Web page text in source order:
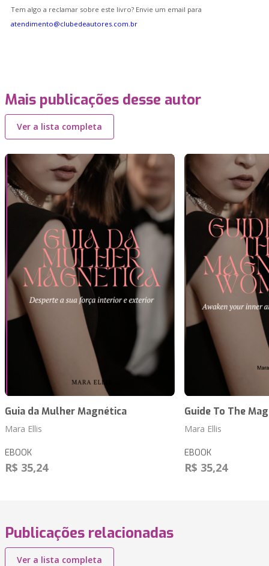
Tem algo a reclamar sobre este livro? Envie um email para
atendimento@clubedeautores.com.br
Mais publicações desse autor
Ver a lista completa
Guia da Mulher Magnética
Mara Ellis
EBOOK
R$ 35,24
Guide To The
Mara Ellis
EBOOK
R$ 35,24
Publicações relacionadas
Ver a lista completa